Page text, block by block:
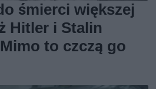
śmierci większej
Hitler i Stalin
to czczą go